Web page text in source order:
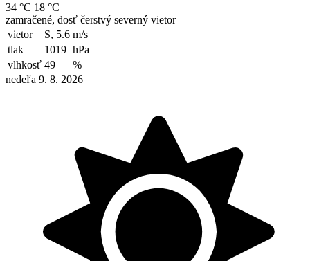
34 °C 18 °C
zamračené, dosť čerstvý severný vietor
vietor
S, 5.6 m/s
tlak
1019 hPa
vlhkosť 49
%
nedeľa 9. 8. 2026